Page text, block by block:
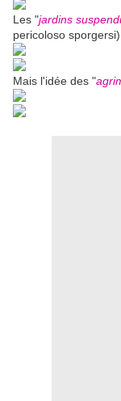
Les "jardins
pericoloso sporgersi).
Mais l'idée des "